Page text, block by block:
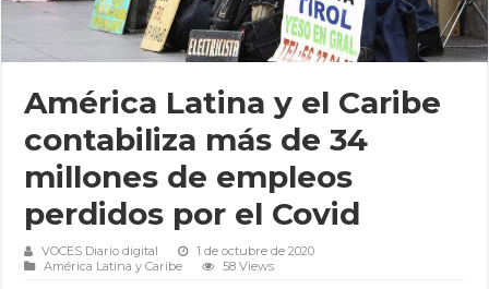
América Latina y el Caribe
contabiliza más de 34
millones de empleos
perdidos por el Covid
VOCES Diario digital
1 de octubre de 2020
América Latina y Caribe
58 Views